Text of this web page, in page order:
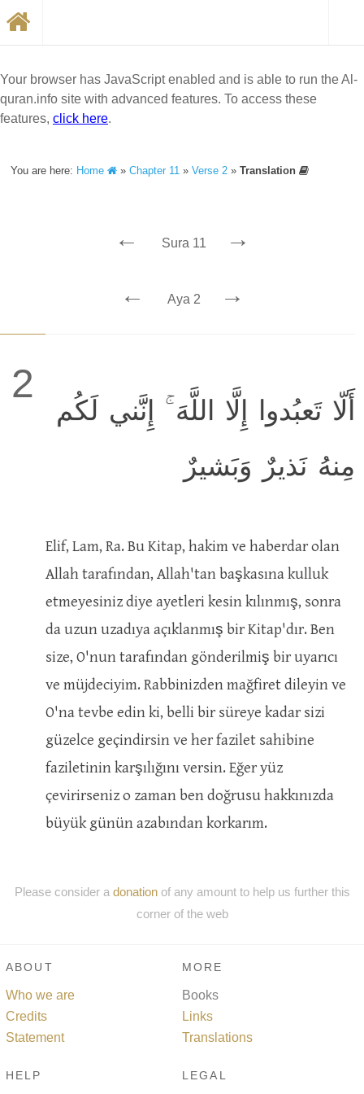
Your browser has JavaScript enabled and is able to run the Al-
quran.info site with advanced features. To access these
features, click here.
You are here: Home »Chapter 11 »Verse 2 »Translation
← Sura 11 →
← Aya 2 →
2
أَلّا تَعبُدوا إِلَّا اللَّهَ ۚ إِنَّني لَكُم
مِنهُ نَذيرٌ وَبَشيرٌ
Elif, Lam, Ra. Bu Kitap, hakim ve haberdar olan
Allah tarafından, Allah'tan başkasına kulluk
etmeyesiniz diye ayetleri kesin kılınmış, sonra
da uzun uzadıya açıklanmış bir Kitap'dır. Ben
size, O'nun tarafından gönderilmiş bir uyarıcı
ve müjdeciyim. Rabbinizden mağfiret dileyin ve
O'na tevbe edin ki, belli bir süreye kadar sizi
güzelce geçindirsin ve her fazilet sahibine
faziletinin karşılığını versin. Eğer yüz
çevirirseniz o zaman ben doğrusu hakkınızda
büyük günün azabından korkarım.
Please consider a donationof any amount to help us further this
corner of the web
ABOUT
Who we are
Credits
Statement
MORE
Books
Links
Translations
HELP LEGAL